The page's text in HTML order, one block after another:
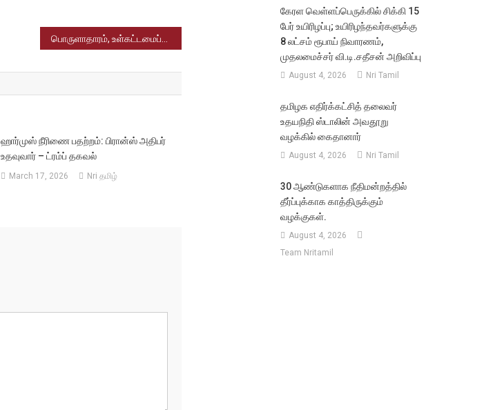
ஹார்முஸ் நீரிணை பதற்றம்: பிரான்ஸ் அதிபர்
உதவுவார் – ட்ரம்ப் தகவல்
March 17, 2026 Nri தமிழ்
கேரள வெள்ளப்பெருக்கில் சிக்கி 15
பேர் உயிரிழப்பு; உயிரிழந்தவர்களுக்கு
8 லட்சம் ரூபாய் நிவாரணம்,
முதலமைச்சர் வி.டி.சதீசன் அறிவிப்பு
August 4, 2026 Nri Tamil
தமிழக எதிர்க்கட்சித் தலைவர்
உதயநிதி ஸ்டாலின் அவதூறு
வழக்கில் கைதானார்
August 4, 2026 Nri Tamil
30 ஆண்டுகளாக நீதிமன்றத்தில்
தீர்ப்புக்காக காத்திருக்கும்
வழக்குகள்.
August 4, 2026
Team Nritamil